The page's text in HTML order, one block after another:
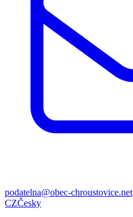
podatelna@obec-chroustovice.net
CZČesky